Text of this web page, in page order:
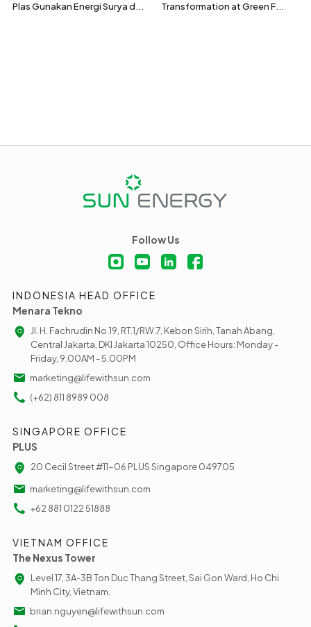
Plas Gunakan Energi Surya d...
Transformation at Green F...
Follow Us
INDONESIA HEAD OFFICE
Menara Tekno
Jl. H. Fachrudin No.19, RT.1/RW.7, Kebon Sirih, Tanah Abang,
Central Jakarta, DKI Jakarta 10250, Office Hours: Monday -
Friday, 9:00AM - 5.00PM
marketing@lifewithsun.com
(+62) 811 8989 008
SINGAPORE OFFICE
PLUS
20 Cecil Street #11-06 PLUS Singapore 049705
marketing@lifewithsun.com
+62 881 0122 51888
VIETNAM OFFICE
The Nexus Tower
Level 17, 3A-3B Ton Duc Thang Street, Sai Gon Ward, Ho Chi
Minh City, Vietnam.
brian.nguyen@lifewithsun.com